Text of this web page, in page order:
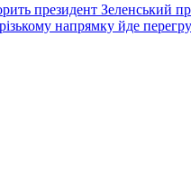
президент Зеленський
напрямку йде